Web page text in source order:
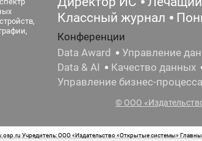
Классный журнал
Конференции
Data Award
Управление
Data & AI
Качество данных
Управление бизнес-
© ООО
Учредитель: ООО «Издательство «Открытые системы»